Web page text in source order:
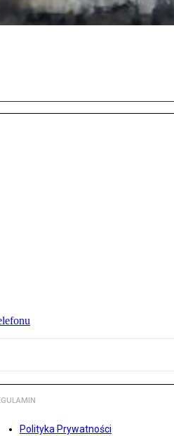
Polityka Prywatności